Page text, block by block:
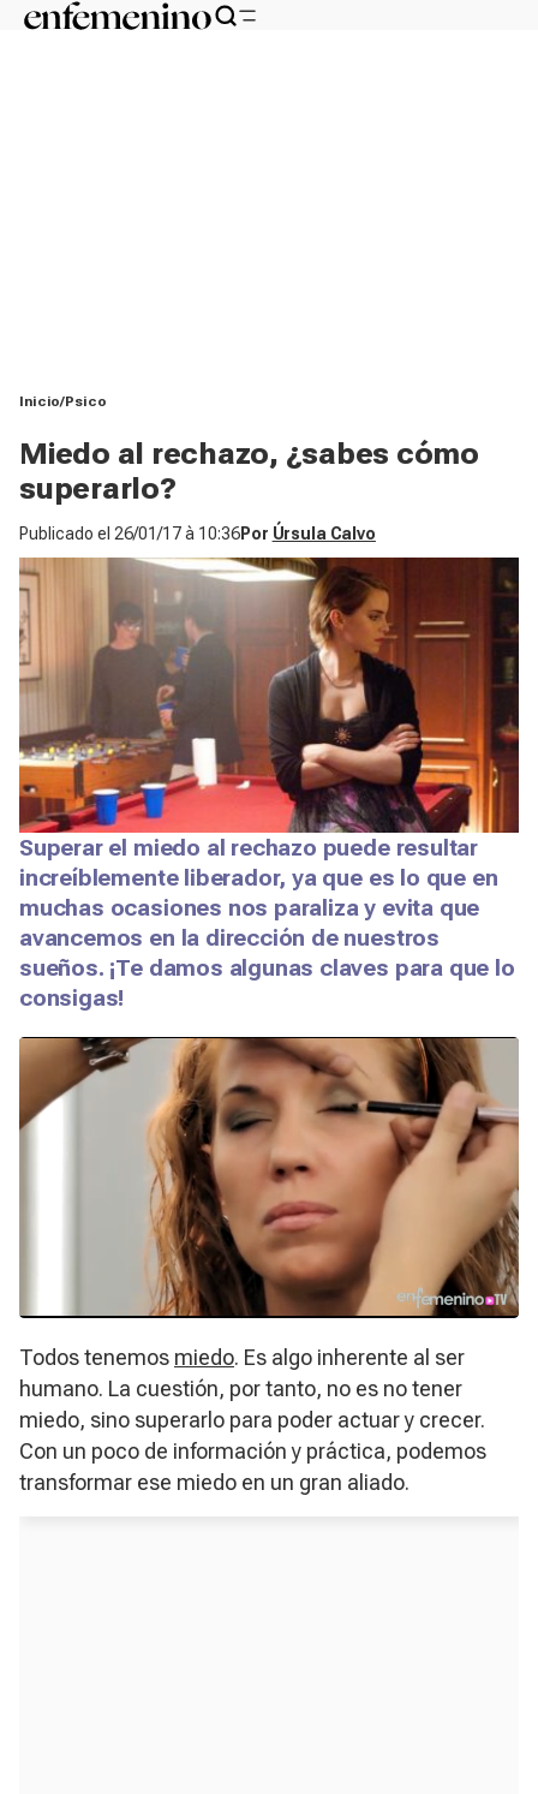
Inicio Psico
Miedo al rechazo, ¿sabes cómo
superarlo?
Publicado el 26/01/17 à 10:36Por Úrsula Calvo
Superar el miedo al rechazo puede resultar
increíblemente liberador, ya que es lo que en
muchas ocasiones nos paraliza y evita que
avancemos en la dirección de nuestros
sueños. ¡Te damos algunas claves para que lo
consigas!
Todos tenemos miedo. Es algo inherente al ser
humano. La cuestión, por tanto, no es no tener
miedo, sino superarlo para poder actuar y crecer.
Con un poco de información y práctica, podemos
transformar ese miedo en un gran aliado.